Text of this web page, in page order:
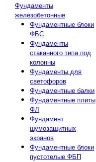
Фундаменты
железобетонные
Фундаментные блоки
ФБС
Фундаменты
стаканного типа под
колонны
Фундаменты для
светофоров
Фундаментные балки
Фундаментные плиты
ФЛ
Фундамент
шумозащитных
экранов
Фундаментные блоки
пустотелые ФБП